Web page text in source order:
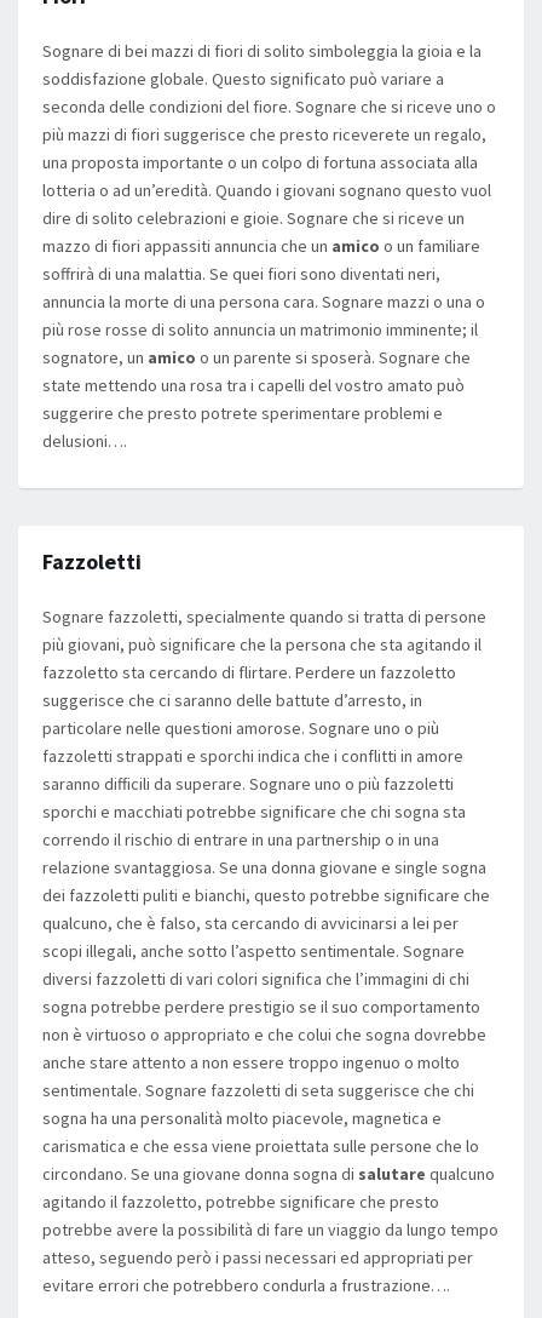
Sognare di bei mazzi di fiori di solito simboleggia la gioia e la
soddisfazione globale. Questo significato può variare a
seconda delle condizioni del fiore. Sognare che si riceve uno o
più mazzi di fiori suggerisce che presto riceverete un regalo,
una proposta importante o un colpo di fortuna associata alla
lotteria o ad un’eredità. Quando i giovani sognano questo vuol
dire di solito celebrazioni e gioie. Sognare che si riceve un
mazzo di fiori appassiti annuncia che un amico o un familiare
soffrirà di una malattia. Se quei fiori sono diventati neri,
annuncia la morte di una persona cara. Sognare mazzi o una o
più rose rosse di solito annuncia un matrimonio imminente; il
sognatore, un amico o un parente si sposerà. Sognare che
state mettendo una rosa tra i capelli del vostro amato può
suggerire che presto potrete sperimentare problemi e
delusioni….
Fazzoletti
Sognare fazzoletti, specialmente quando si tratta di persone
più giovani, può significare che la persona che sta agitando il
fazzoletto sta cercando di flirtare. Perdere un fazzoletto
suggerisce che ci saranno delle battute d’arresto, in
particolare nelle questioni amorose. Sognare uno o più
fazzoletti strappati e sporchi indica che i conflitti in amore
saranno difficili da superare. Sognare uno o più fazzoletti
sporchi e macchiati potrebbe significare che chi sogna sta
correndo il rischio di entrare in una partnership o in una
relazione svantaggiosa. Se una donna giovane e single sogna
dei fazzoletti puliti e bianchi, questo potrebbe significare che
qualcuno, che è falso, sta cercando di avvicinarsi a lei per
scopi illegali, anche sotto l’aspetto sentimentale. Sognare
diversi fazzoletti di vari colori significa che l’immagini di chi
sogna potrebbe perdere prestigio se il suo comportamento
non è virtuoso o appropriato e che colui che sogna dovrebbe
anche stare attento a non essere troppo ingenuo o molto
sentimentale. Sognare fazzoletti di seta suggerisce che chi
sogna ha una personalità molto piacevole, magnetica e
carismatica e che essa viene proiettata sulle persone che lo
circondano. Se una giovane donna sogna di salutare qualcuno
agitando il fazzoletto, potrebbe significare che presto
potrebbe avere la possibilità di fare un viaggio da lungo tempo
atteso, seguendo però i passi necessari ed appropriati per
evitare errori che potrebbero condurla a frustrazione….